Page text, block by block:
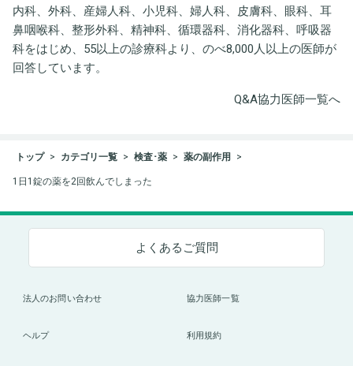
内科、外科、産婦人科、小児科、婦人科、皮膚科、眼科、耳
鼻咽喉科、整形外科、精神科、循環器科、消化器科、呼吸器
科をはじめ、55以上の診療科より、のべ8,000人以上の医師が
回答しています。
Q&A協力医師一覧へ
トップ カテゴリ一覧 検査･薬 薬の副作用
1日1錠の薬を2回飲んでしまった
よくあるご質問
法人のお問い合わせ 協力医師一覧
ヘルプ 利用規約